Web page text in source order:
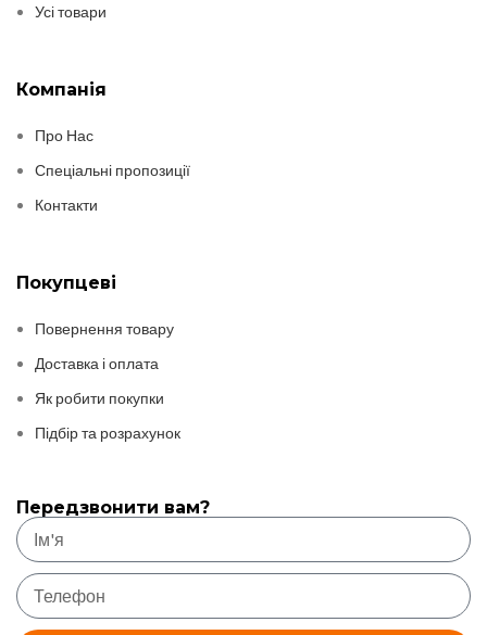
Усі товари
Компанія
Про Нас
Спеціальні пропозиції
Контакти
Покупцеві
Повернення товару
Доставка і оплата
Як робити покупки
Підбір та розрахунок
Передзвонити вам?